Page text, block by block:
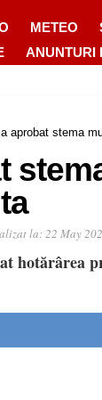
METEO
ANUNTURI
aprobat stema
la:22 May
hotărârea